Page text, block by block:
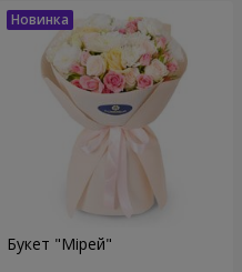
Букет "Мірей"